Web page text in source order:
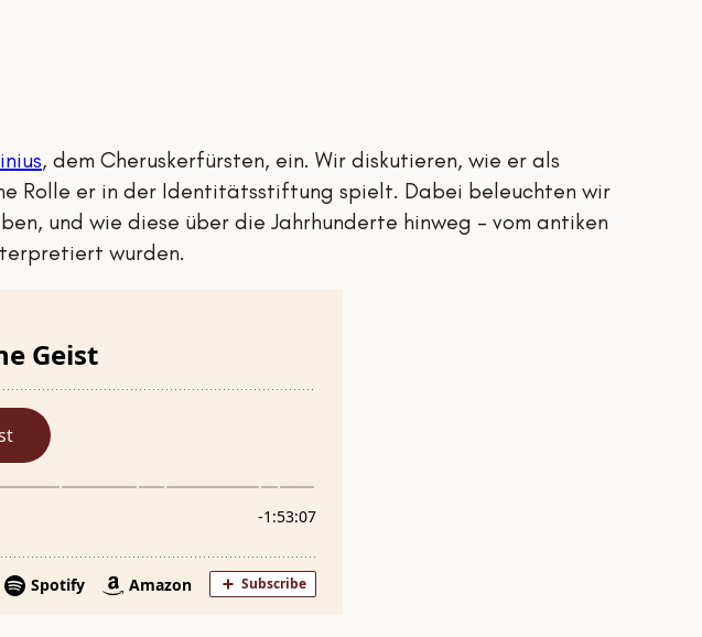
, dem Cheruskerfürsten, ein. Wir diskutieren, wie er als
Rolle er in der Identitätsstiftung spielt. Dabei beleuchten wir
und wie diese über die Jahrhunderte hinweg – vom antiken
wurden.